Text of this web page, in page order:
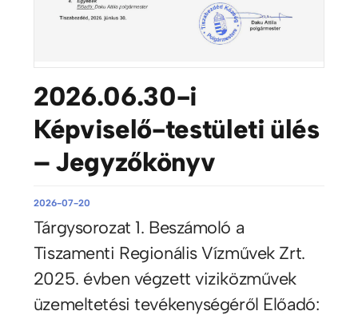
2026.06.30-i
Képviselő-testületi ülés
– Jegyzőkönyv
2026-07-20
Tárgysorozat 1. Beszámoló a
Tiszamenti Regionális Vízművek Zrt.
2025. évben végzett viziközművek
üzemeltetési tevékenységéről Előadó: